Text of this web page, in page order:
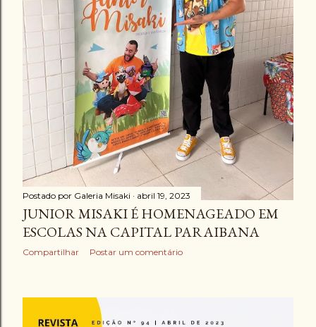
s
Postado por Galeria Misaki abril 19, 2023
JUNIOR MISAKI É HOMENAGEADO EM
ESCOLAS NA CAPITAL PARAIBANA
Compartilhar Postar um comentário